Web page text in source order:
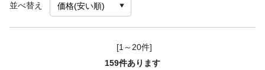
並べ替え
[1～20件]
159件あります